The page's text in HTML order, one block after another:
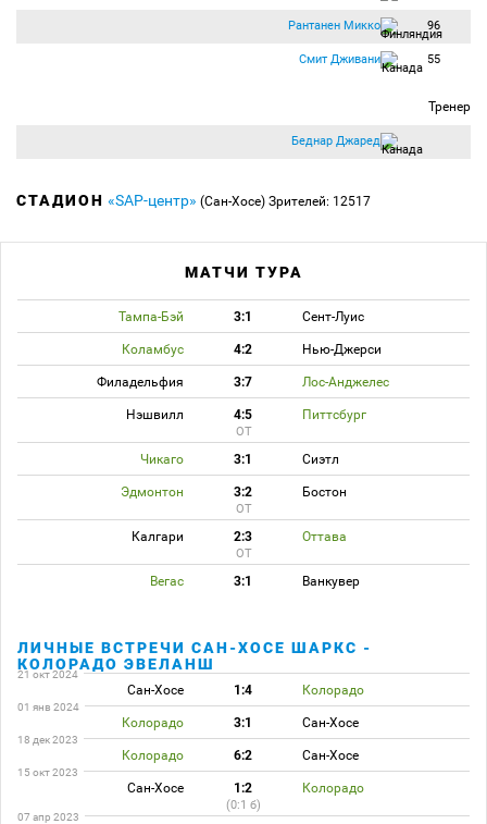
Рантанен Микко 96
Смит Дживани 55
Тренер
Беднар Джаред
СТАДИОН «SAP-центр» (Сан-Хосе) Зрителей: 12517
МАТЧИ ТУРА
Тампа-Бэй 3:1 Сент-Луис
Коламбус 4:2 Нью-Джерси
Филадельфия 3:7 Лос-Анджелес
Нэшвилл 4:5 Питтсбург
ОТ
Чикаго 3:1 Сиэтл
Эдмонтон 3:2 Бостон
ОТ
Калгари 2:3 Оттава
ОТ
Вегас 3:1 Ванкувер
ЛИЧНЫЕ ВСТРЕЧИ САН-ХОСЕ ШАРКС -
КОЛОРАДО ЭВЕЛАНШ
21 окт 2024
Сан-Хосе 1:4 Колорадо
01 янв 2024
Колорадо 3:1 Сан-Хосе
18 дек 2023
Колорадо 6:2 Сан-Хосе
15 окт 2023
Сан-Хосе 1:2 Колорадо
(0:1 б)
07 апр 2023